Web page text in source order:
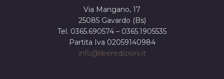
Via Mangano, 17
25085 Gavardo (Bs)
Tel. 0365.690574 – 0365.1905535
Partita Iva 02059140984
info@liberedizioni.it